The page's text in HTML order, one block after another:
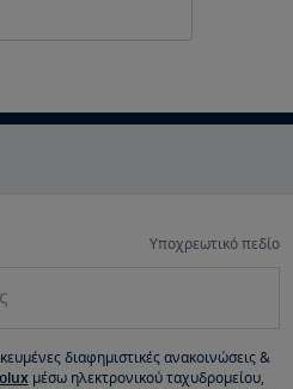
Υποχρεωτικό πεδίο
διαφημιστικές ανακοινώσεις &
μέσω ηλεκτρονικού ταχυδρομείου,